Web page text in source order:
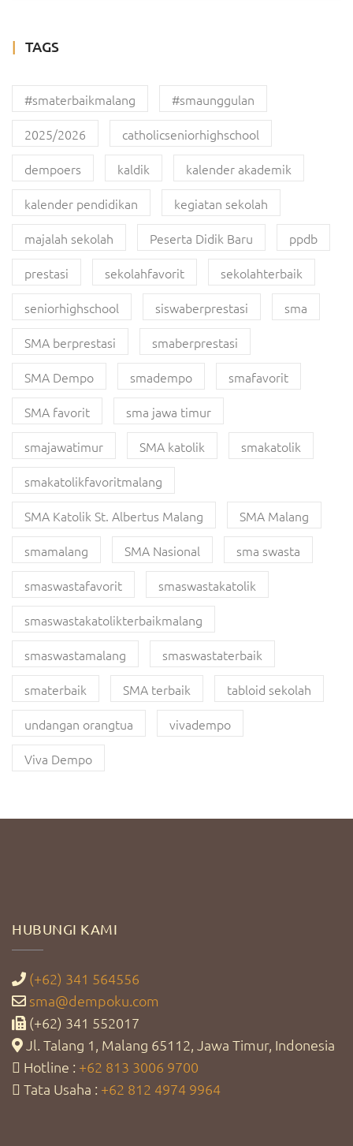
TAGS
#smaterbaikmalang
#smaunggulan
2025/2026
catholicseniorhighschool
dempoers
kaldik
kalender akademik
kalender pendidikan
kegiatan sekolah
majalah sekolah
Peserta Didik Baru
ppdb
prestasi
sekolahfavorit
sekolahterbaik
seniorhighschool
siswaberprestasi
sma
SMA berprestasi
smaberprestasi
SMA Dempo
smadempo
smafavorit
SMA favorit
sma jawa timur
smajawatimur
SMA katolik
smakatolik
smakatolikfavoritmalang
SMA Katolik St. Albertus Malang
SMA Malang
smamalang
SMA Nasional
sma swasta
smaswastafavorit
smaswastakatolik
smaswastakatolikterbaikmalang
smaswastamalang
smaswastaterbaik
smaterbaik
SMA terbaik
tabloid sekolah
undangan orangtua
vivadempo
Viva Dempo
HUBUNGI KAMI
(+62) 341 564556
sma@dempoku.com
(+62) 341 552017
Jl. Talang 1, Malang 65112, Jawa Timur, Indonesia
Hotline : +62 813 3006 9700
Tata Usaha : +62 812 4974 9964